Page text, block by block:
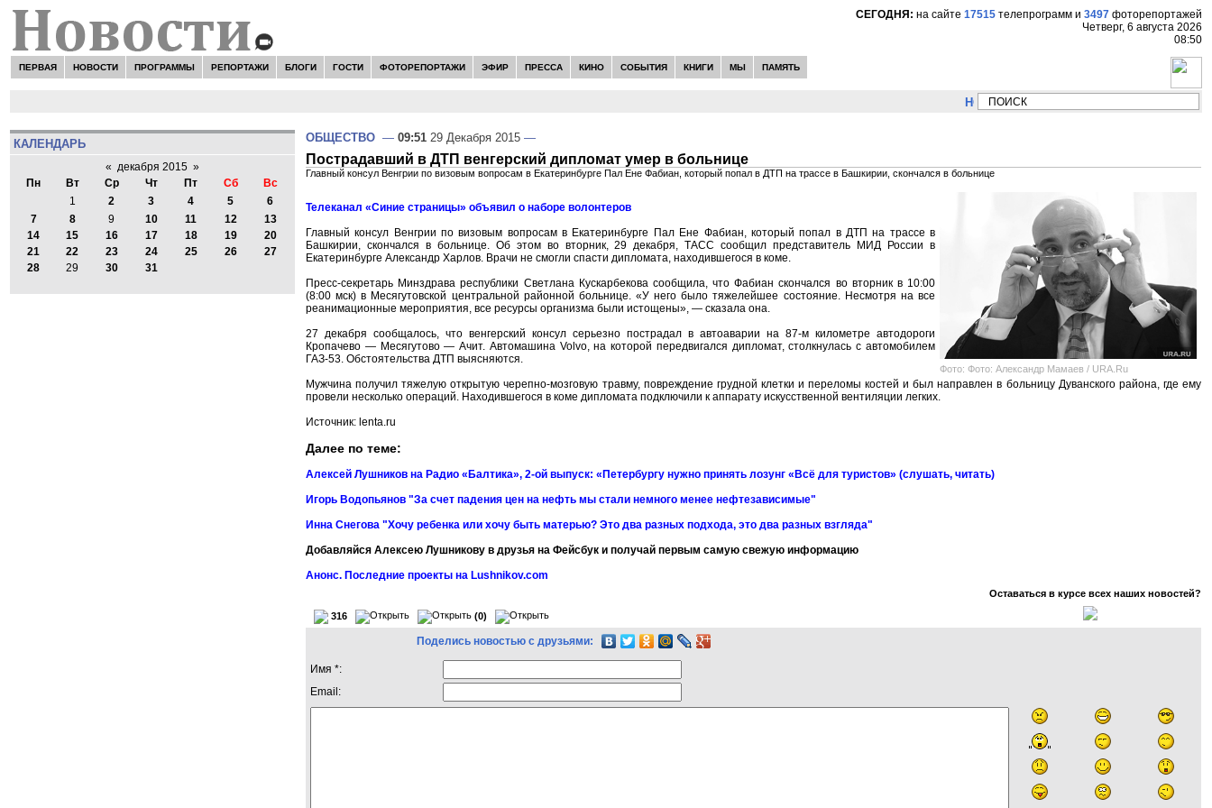
СЕГОДНЯ: на сайте 17515 телепрограмм и 3497 фоторепортажей
Четверг, 6 августа 2026
08:50
ПЕРВАЯ НОВОСТИ ПРОГРАММЫ РЕПОРТАЖИ БЛОГИ ГОСТИ ФОТОРЕПОРТАЖИ ЭФИР ПРЕССА КИНО СОБЫТИЯ КНИГИ МЫ ПАМЯТЬ
НОВОСТИ: Сергей Цыпляев "Мир как
КАЛЕНДАРЬ
« декабря 2015 »
Пн
Вт Ср Чт Пт Сб
Вс
1
2 3 4 5
6
7
8 9 10 11 12
13
14
15 16 17 18 19
20
21
22 23 24 25 26
27
28
29 30 31
ОБЩЕСТВО — 09:51 29 Декабря 2015 —
Пострадавший в ДТП венгерский дипломат умер в больнице
Главный консул Венгрии по визовым вопросам в Екатеринбурге Пал Ене Фабиан, который попал в ДТП на трассе в Башкирии, скончался в больнице
Фото: Фото: Александр Мамаев / URA.Ru
Телеканал «Синие страницы» объявил о наборе волонтеров
Главный консул Венгрии по визовым вопросам в Екатеринбурге Пал Ене Фабиан, который попал в ДТП на трассе в
Башкирии, скончался в больнице. Об этом во вторник, 29 декабря, ТАСС сообщил представитель МИД России в
Екатеринбурге Александр Харлов. Врачи не смогли спасти дипломата, находившегося в коме.
Пресс-секретарь Минздрава республики Светлана Кускарбекова сообщила, что Фабиан скончался во вторник в 10:00
(8:00 мск) в Месягутовской центральной районной больнице. «У него было тяжелейшее состояние. Несмотря на все
реанимационные мероприятия, все ресурсы организма были истощены», — сказала она.
27 декабря сообщалось, что венгерский консул серьезно пострадал в автоаварии на 87-м километре автодороги
Кропачево — Месягутово — Ачит. Автомашина Volvo, на которой передвигался дипломат, столкнулась с автомобилем
ГАЗ-53. Обстоятельства ДТП выясняются.
Мужчина получил тяжелую открытую черепно-мозговую травму, повреждение грудной клетки и переломы костей и был направлен в больницу Дуванского района, где ему
провели несколько операций. Находившегося в коме дипломата подключили к аппарату искусственной вентиляции легких.
Источник: lenta.ru
Далее по теме:
Алексей Лушников на Радио «Балтика», 2-ой выпуск: «Петербургу нужно принять лозунг «Всё для туристов» (слушать, читать)
Игорь Водопьянов "За счет падения цен на нефть мы стали немного менее нефтезависимые"
Инна Снегова "Хочу ребенка или хочу быть матерью? Это два разных подхода, это два разных взгляда"
Добавляйся Алексею Лушникову в друзья на Фейсбук и получай первым самую свежую информацию
Анонс. Последние проекты на Lushnikov.com
Оставаться в курсе всех наших новостей?
316 (0)
Поделись новостью с друзьями:
Имя *:
Email: